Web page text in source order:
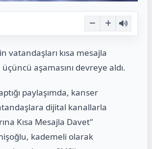
vatandaşları kısa mesajla
aşamasını devreye aldı.
paylaşımda, kanser
dijital kanallarla
Kısa Mesajla Davet"
kademeli olarak